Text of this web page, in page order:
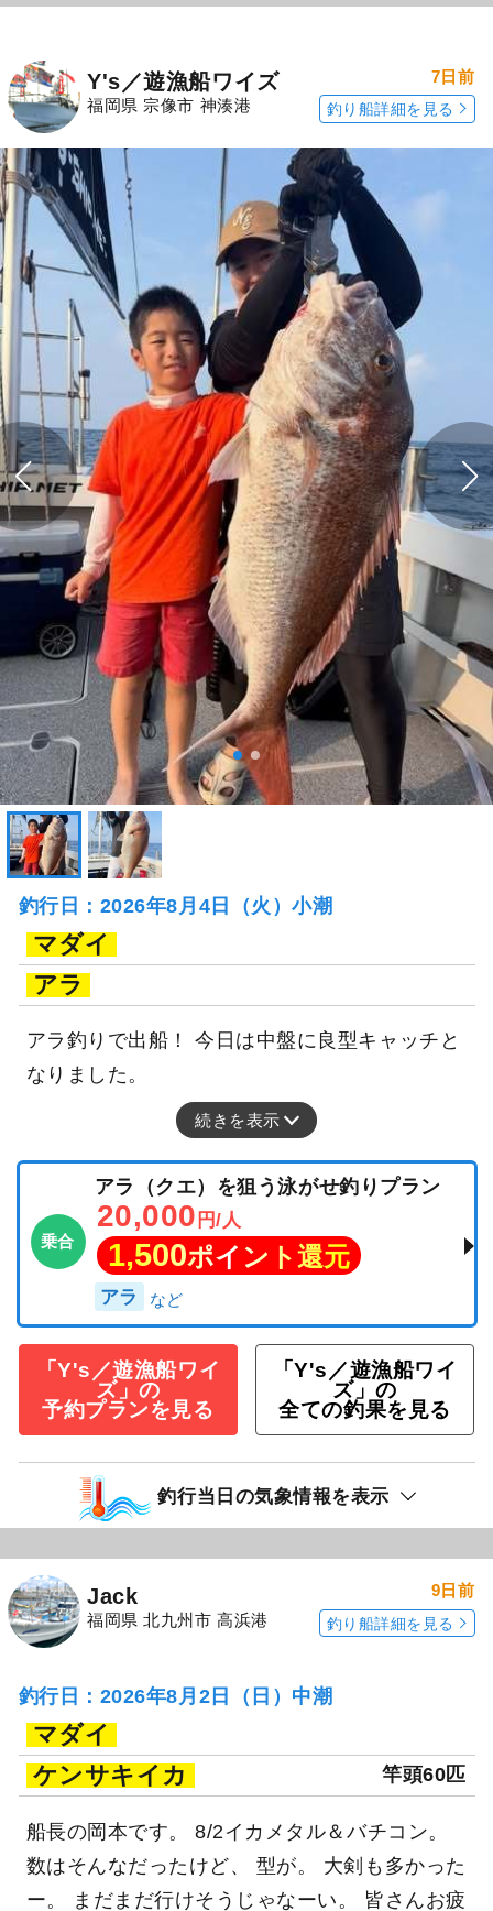
Y's／遊漁船ワイズ
福岡県 宗像市 神湊港
7日前
釣り船詳細を見る
釣行日：2026年8月4日（火）小潮
マダイ
アラ
アラ釣りで出船！ 今日は中盤に良型キャッチと
なりました。
続きを表示
乗合
アラ（クエ）を狙う泳がせ釣りプラン
20,000 円/人
1,500ポイント還元
アラ
「Y's／遊漁船ワイ
ズ」の
予約プランを見る
「Y's／遊漁船ワイ
ズ」の
全ての釣果を見る
釣行当日の気象情報を表示
Jack
福岡県 北九州市 高浜港
9日前
釣り船詳細を見る
釣行日：2026年8月2日（日）中潮
マダイ
ケンサキイカ
竿頭60匹
船長の岡本です。 8/2イカメタル＆バチコン。
数はそんなだったけど、 型が。 大剣も多かった
ー。 まだまだ行けそうじゃなーい。 皆さんお疲